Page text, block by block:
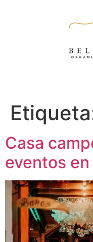
Casa
eventos